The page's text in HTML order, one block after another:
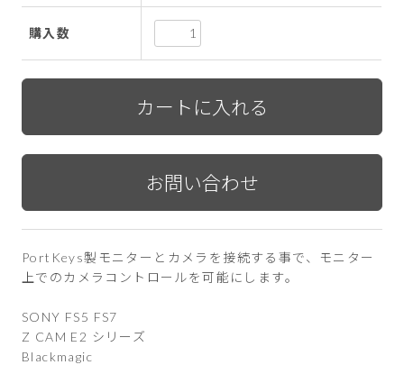
購入数
PortKeys製モニターとカメラを接続する事で、モニター
上でのカメラコントロールを可能にします。
SONY FS5 FS7
Z CAM E2 シリーズ
Blackmagic